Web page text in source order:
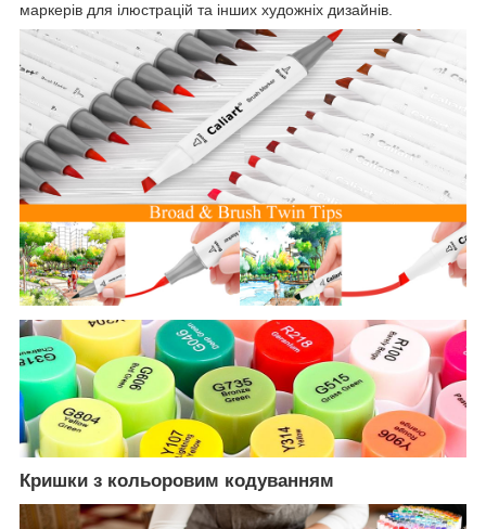
маркерів для ілюстрацій та інших художніх дизайнів.
Кришки з кольоровим кодуванням